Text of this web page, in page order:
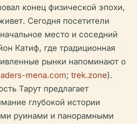
конец физической эпохи,
Сегодня посетители
место и соседний
Катиф, где традиционная
рынки напоминают о
mena.com; trek.zone).
Тарут предлагает
глубокой истории
руинами и панорамными